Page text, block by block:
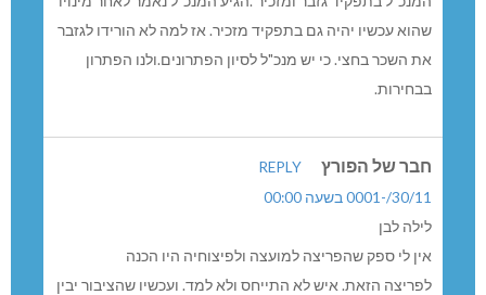
שהוא עכשיו יהיה גם בתפקיד מזכיר. אז למה לא הורידו לגזבר
את השכר בחצי. כי יש מנכ"ל לסיון הפתרונים.ולנו הפתרון
בבחירות.
חבר של הפורץ
REPLY
30/11/-0001 בשעה 00:00
לילה לבן
אין לי ספק שהפריצה למועצה ולפיצוחיה היו הכנה
לפריצה הזאת. איש לא התייחס ולא למד. ועכשיו שהציבור יבין